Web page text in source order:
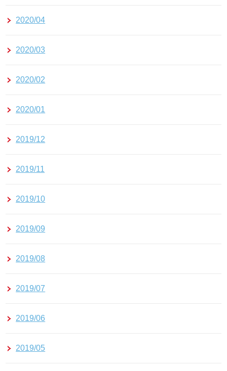
2020/04
2020/03
2020/02
2020/01
2019/12
2019/11
2019/10
2019/09
2019/08
2019/07
2019/06
2019/05